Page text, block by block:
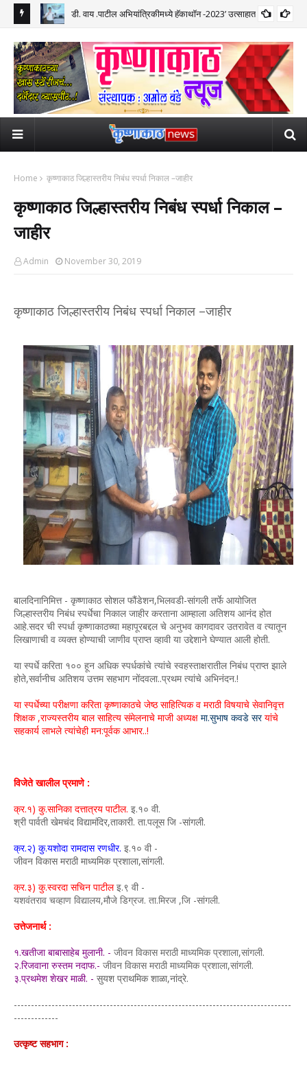
पूर्ण
डी. वाय .पाटील अभियांत्रिकीमध्ये हॅकाथॉन -2023’ उत्साहात
Home कृष्णाकाठ जिल्हास्तरीय निबंध स्पर्धा निकाल –जाहीर
कृष्णाकाठ जिल्हास्तरीय निबंध स्पर्धा निकाल –
जाहीर
Admin November 30, 2019
कृष्णाकाठ जिल्हास्तरीय निबंध स्पर्धा निकाल –जाहीर
बालदिनानिमित्त - कृष्णाकाठ सोशल फौंडेशन,भिलवडी-सांगली तर्फे आयोजित
जिल्हास्तरीय निबंध स्पर्धेचा निकाल जाहीर करताना आम्हाला अतिशय आनंद होत
आहे.सदर ची स्पर्धा कृष्णाकाठच्या महापूरबद्दल चे अनुभव कागदावर उतरावेत व त्यातून
लिखाणाची व व्यक्त होण्याची जाणीव प्राप्त व्हावी या उद्देशाने घेण्यात आली होती.
या स्पर्धे करिता १०० हून अधिक स्पर्धकांचे त्यांचे स्वहस्ताक्षरातील निबंध प्राप्त झाले
होते,सर्वानीच अतिशय उत्तम सहभाग नोंदवला..प्रथम त्यांचे अभिनंदन.!
या स्पर्धेच्या परीक्षणा करिता कृष्णाकाठचे जेष्ठ साहित्यिक व मराठी विषयाचे सेवानिवृत्त
शिक्षक ,राज्यस्तरीय बाल साहित्य संमेलनाचे माजी अध्यक्ष मा.सुभाष कवडे सरयांचे
सहकार्य लाभले त्यांचेही मन:पूर्वक आभार..!
विजेते खालील प्रमाणे :
क्र.१) कु.सानिका दत्तात्रय पाटील. इ.१० वी.
श्री पार्वती खेमचंद विद्यामंदिर,ताकारी. ता.पलूस जि -सांगली.
क्र.२) कु.यशोदा रामदास रणधीर. इ.१० वी -
जीवन विकास मराठी माध्यमिक प्रशाला,सांगली.
क्र.३) कु.स्वरदा सचिन पाटील इ.९ वी -
यशवंतराव चव्हाण विद्यालय,मौजे डिग्रज. ता.मिरज ,जि -सांगली.
उत्तेजनार्थ :
१.खतीजा बाबासाहेब मुलानी. - जीवन विकास मराठी माध्यमिक प्रशाला,सांगली.
२.रिजवाना रुस्तम नदाफ.- जीवन विकास मराठी माध्यमिक प्रशाला,सांगली.
३.प्रथमेश शेखर माळी. - सुयश प्राथमिक शाळा,नांद्रे.
---------------------------------------------------------------------------------
-------------
उत्कृष्ट सहभाग :